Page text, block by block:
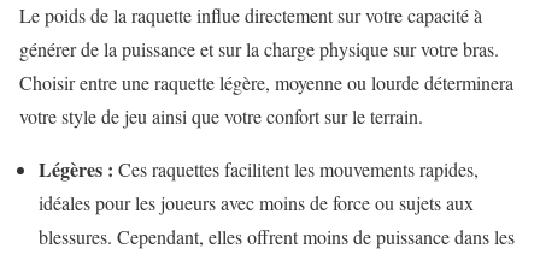
Le poids de la raquette influe directement sur votre capacité à
générer de la puissance et sur la charge physique sur votre bras.
Choisir entre une raquette légère, moyenne ou lourde déterminera
votre style de jeu ainsi que votre confort sur le terrain.
Légères : Ces raquettes facilitent les mouvements rapides,
idéales pour les joueurs avec moins de force ou sujets aux
blessures. Cependant, elles offrent moins de puissance dans les